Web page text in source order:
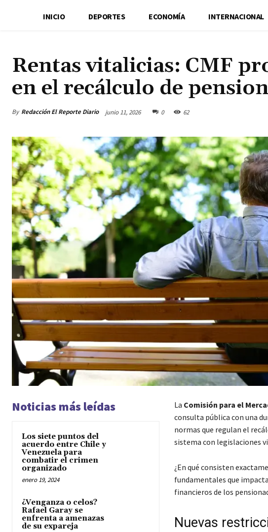
INICIO DEPORTES ECONOMÍA INTERNACIONAL
Rentas vitalicias: CMF
en el recálculo de
By Redacción El Reporte Diario junio 11, 2026 0 62
Noticias más leídas
Los siete puntos del
acuerdo entre Chile y
Venezuela para
combatir el crimen
organizado
enero 19, 2024
¿Venganza o celos?
Rafael Garay se
enfrenta a amenazas
de su expareja
La Comisión para el
consulta pública con una
normas que regulan el
sistema con legislaciones
¿En qué consisten
fundamentales que
financieros de los
Nuevas